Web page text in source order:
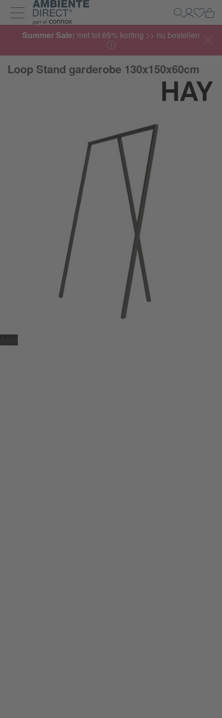
Home
Navigatie uit- en inklappen
Zoeken
Mijn
Summer Sale: met tot 65% korting >> nu bestellen
Loop Stand garderobe 130x150x60cm